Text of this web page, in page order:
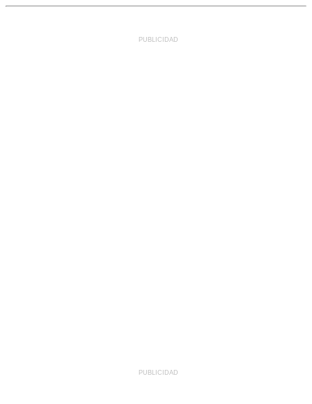
PUBLICIDAD
PUBLICIDAD